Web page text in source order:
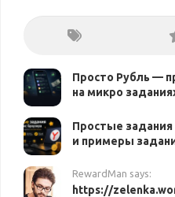
Просто Рубль —
на микро
Простые задания
и примеры
RewardMan says:
https://